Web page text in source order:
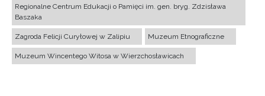
Regionalne Centrum Edukacji o Pamięci im. gen. bryg. Zdzisława
Baszaka
Zagroda Felicji Curyłowej w Zalipiu Muzeum Etnograficzne
Muzeum Wincentego Witosa w Wierzchosławicach